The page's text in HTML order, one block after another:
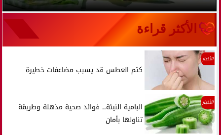
الأكثر قراءة
الأخبار
كتم العطس قد يسبب مضاعفات خطيرة
الأخبار
البامية النيئة.. فوائد صحية مذهلة وطريقة
تناولها بأمان